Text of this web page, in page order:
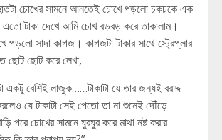
চোখের সামনে আনতেই চোখে পড়লো চকচকে এক
এতো টাকা দেখে আমি চোখ বড়বড় করে তাকালাম।
পড়লো সাদা কাগজ। কাগজটা টাকার সাথে স্ট্রেপ্লার
ছোট ছোট করে লেখা,
একটু বেশিই লাজুক……টাকাটা যে তার জন্যই বরাদ্দ
যে টাকাটা সেই পেতো তা না শুনেই দৌঁড়ে
পরে চোখের সামনে ঘুরঘুর করে মাথা নষ্ট করার